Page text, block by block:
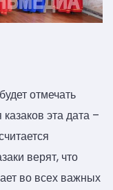
отмечать
эта дата –
верят, что
во всех важных